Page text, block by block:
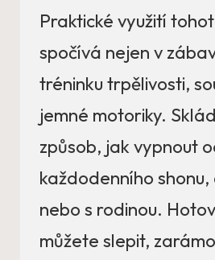
Praktické využití
spočívá nejen v
tréninku trpělivosti,
jemné motoriky.
způsob, jak vypnout
každodenního shonu,
nebo s rodinou.
můžete slepit,